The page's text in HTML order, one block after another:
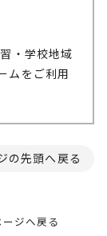
・学校地域
ムをご利用
の先頭へ戻る
ージへ戻る